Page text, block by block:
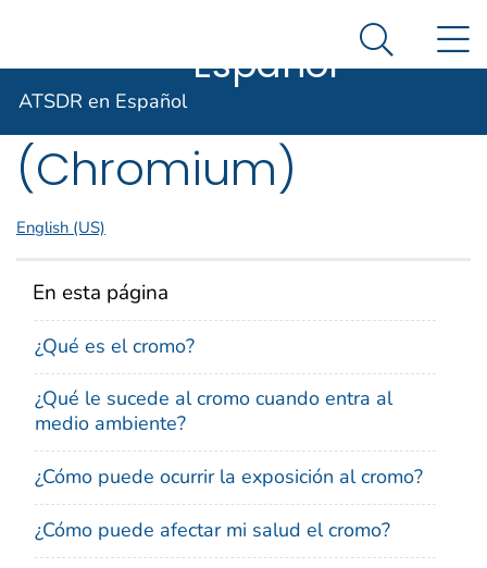
Agencia para Sustancias Tóxicas y el Registro de
ATSDR en
Español Search
ATSDR en Español
ToxFAQs™ – Cromo
(Chromium)
English (US)
En esta página
¿Qué es el cromo?
¿Qué le sucede al cromo cuando entra al
medio ambiente?
¿Cómo puede ocurrir la exposición al cromo?
¿Cómo puede afectar mi salud el cromo?